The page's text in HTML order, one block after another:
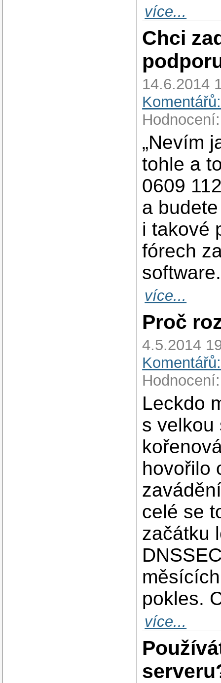
více...
Chci
14.6.2014
„Nevím
tohle a
0609
a
i takové
fórech
software.
více...
Proč
4.5.2014
Leckdo
s velkou
hovořilo
celé se
začátku
pokles.
více...